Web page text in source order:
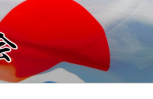
翔英会